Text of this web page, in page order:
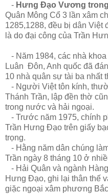
- Hưng Đạo Vương
Quân Mông Cổ 3 lần xâm
1285,1288, đều bị dân Việt
là do đại công của Trần
- Năm 1984, các nhà
Luân Đôn, Anh quốc đã
10 nhà quân sự tài ba nhất
- Người Việt tôn kính,
Thánh Trần, lập đền thờ
trong nước và hải ngoại.
- Trước năm 1975, chính
Trần Hưng Đạo trên giấy
trọng.
- Hằng năm dân chúng
Trần ngày 8 tháng 10 ở
- Hải Quân và ngành
Hưng Đạo, ghi lại thân thế
giặc ngoại xâm phương